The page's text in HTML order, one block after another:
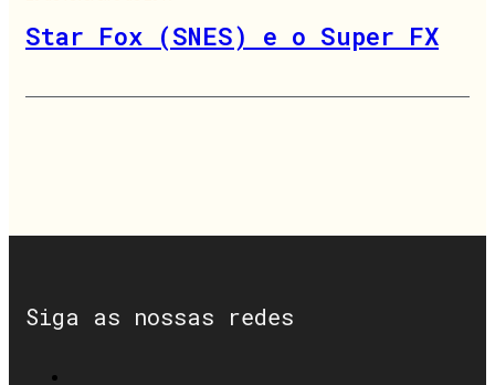
Star Fox (SNES) e o Super FX
Siga as nossas redes